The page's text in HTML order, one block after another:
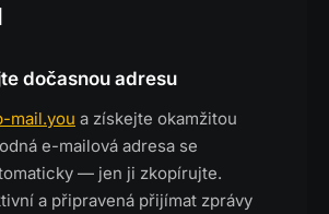
dočasnou adresu
mail.you a získejte okamžitou
e-mailová adresa se
— jen ji zkopírujte.
a připravená přijímat zprávy